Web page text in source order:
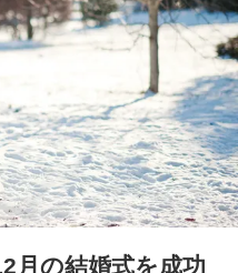
月の結婚式を成功